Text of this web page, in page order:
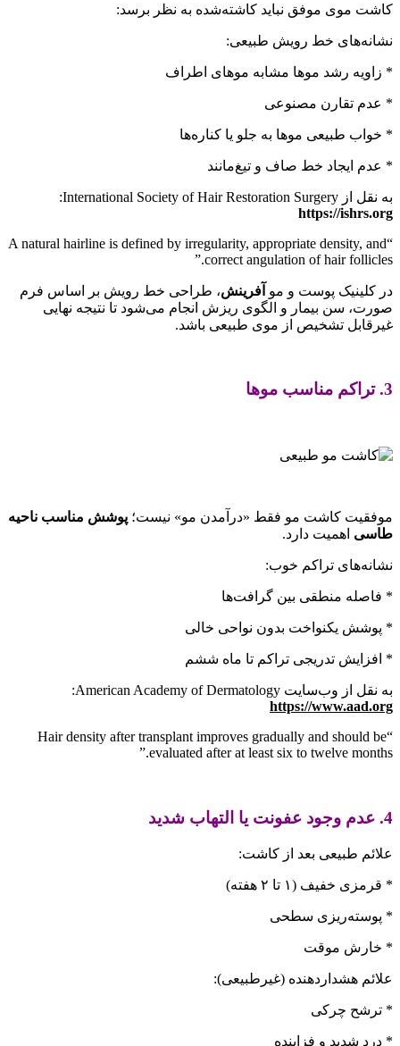
کاشت موی موفق نباید کاشته‌شده به نظر برسد:
نشانه‌های خط رویش طبیعی:
* زاویه رشد موها مشابه موهای اطراف
* عدم تقارن مصنوعی
* خواب طبیعی موها به جلو یا کناره‌ها
* عدم ایجاد خط صاف و تیغ‌مانند
به نقل از International Society of Hair Restoration Surgery:
https://ishrs.org
“A natural hairline is defined by irregularity, appropriate density, and
correct angulation of hair follicles.”
در کلینیک پوست و مو آفرینش، طراحی خط رویش بر اساس فرم
صورت، سن بیمار و الگوی ریزش انجام می‌شود تا نتیجه نهایی
غیرقابل تشخیص از موی طبیعی باشد.
3. تراکم مناسب موها
موفقیت کاشت مو فقط «درآمدن مو» نیست؛ پوشش مناسب ناحیه
طاسی اهمیت دارد.
نشانه‌های تراکم خوب:
* فاصله منطقی بین گرافت‌ها
* پوشش یکنواخت بدون نواحی خالی
* افزایش تدریجی تراکم تا ماه ششم
به نقل از وب‌سایت American Academy of Dermatology:
https://www.aad.org
“Hair density after transplant improves gradually and should be
evaluated after at least six to twelve months.”
4. عدم وجود عفونت یا التهاب شدید
علائم طبیعی بعد از کاشت:
* قرمزی خفیف (۱ تا ۲ هفته)
* پوسته‌ریزی سطحی
* خارش موقت
علائم هشداردهنده (غیرطبیعی):
* ترشح چرکی
* درد شدید و فزاینده